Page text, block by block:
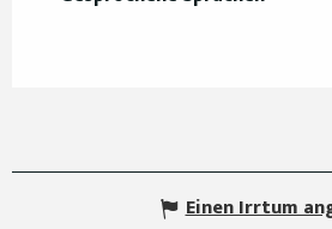
Einen Irrtum